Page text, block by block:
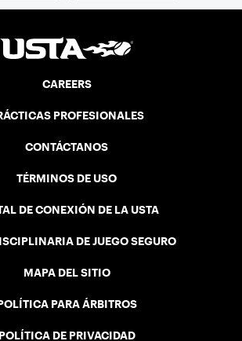
CAREERS
PROFESIONALES
CONTÁCTANOS
TÉRMINOS DE USO
DE CONEXIÓN DE LA USTA
DE JUEGO SEGURO
MAPA DEL SITIO
POLÍTICA PARA ÁRBITROS
POLÍTICA DE PRIVACIDAD